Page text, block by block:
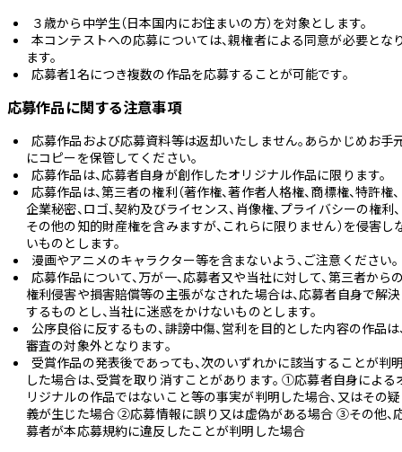
３歳から中学生（日本国内にお住まいの方）を対象とします。
本コンテストへの応募については、親権者による同意が必要とな
ます。
応募者1名につき複数の作品を応募することが可能です。
応募作品に関する注意事項
応募作品および応募資料等は返却いたしません。あらかじめお手
にコピーを保管してください。
応募作品は、応募者自身が創作したオリジナル作品に限ります。
応募作品は、第三者の権利（著作権、著作者人格権、商標権、特許権、
企業秘密、ロゴ、契約及びライセンス、肖像権、プライバシーの権利、
その他の知的財産権を含みますが、これらに限りません）を侵害し
いものとします。
漫画やアニメのキャラクター等を含まないよう、ご注意ください。
応募作品について、万が一、応募者又や当社に対して、第三者から
権利侵害や損害賠償等の主張がなされた場合は、応募者自身で解決
するものとし、当社に迷惑をかけないものとします。
公序良俗に反するもの、誹謗中傷、営利を目的とした内容の作品は
審査の対象外となります。
受賞作品の発表後であっても、次のいずれかに該当することが判
した場合は、受賞を取り消すことがあります。 ①応募者自身による
リジナルの作品ではないこと等の事実が判明した場合、又はその疑
義が生じた場合 ②応募情報に誤り又は虚偽がある場合 ③その他、
募者が本応募規約に違反したことが判明した場合